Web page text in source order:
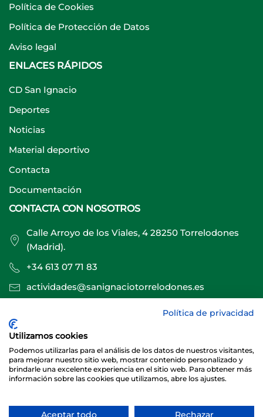
Política de Cookies
Política de Protección de Datos
Aviso legal
ENLACES RÁPIDOS
CD San Ignacio
Deportes
Noticias
Material deportivo
Contacta
Documentación
CONTACTA CON NOSOTROS
Calle Arroyo de los Viales, 4 28250 Torrelodones
(Madrid).
+34 613 07 71 83
actividades@sanignaciotorrelodones.es
Sitio web creado por
Política de privacidad
Utilizamos cookies
Podemos utilizarlas para el análisis de los datos de nuestros visitantes,
para mejorar nuestro sitio web, mostrar contenido personalizado y
brindarle una excelente experiencia en el sitio web. Para obtener más
información sobre las cookies que utilizamos, abre los ajustes.
Aceptar todo Rechazar